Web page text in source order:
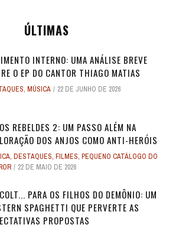
ÚLTIMAS
INTERNO: UMA ANÁLISE BREVE
O EP DO CANTOR THIAGO MATIAS
, MÚSICA 22 DE JUNHO DE 2026
REBELDES 2: UM PASSO ALÉM NA
DOS ANJOS COMO ANTI-HERÓIS
, DESTAQUES, FILMES, PEQUENO CATÁLOGO DO
22 DE MAIO DE 2026
PARA OS FILHOS DO DEMÔNIO: UM
SPAGHETTI QUE PERVERTE AS
PROPOSTAS